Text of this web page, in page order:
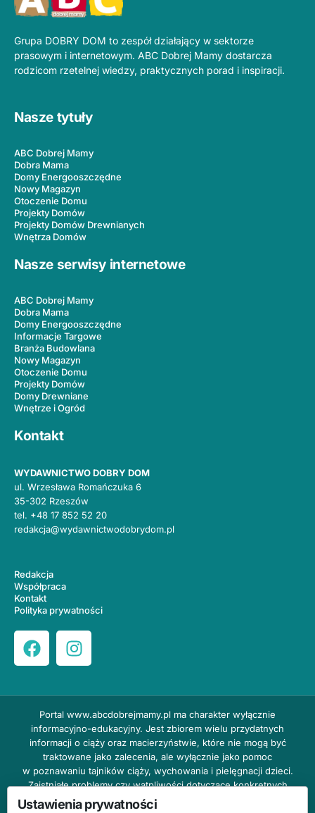
Grupa DOBRY DOM to zespół działający w sektorze
prasowym i internetowym. ABC Dobrej Mamy dostarcza
rodzicom rzetelnej wiedzy, praktycznych porad i inspiracji.
Nasze tytuły
ABC Dobrej Mamy
Dobra Mama
Domy Energooszczędne
Nowy Magazyn
Otoczenie Domu
Projekty Domów
Projekty Domów Drewnianych
Wnętrza Domów
Nasze serwisy internetowe
ABC Dobrej Mamy
Dobra Mama
Domy Energooszczędne
Informacje Targowe
Branża Budowlana
Nowy Magazyn
Otoczenie Domu
Projekty Domów
Domy Drewniane
Wnętrze i Ogród
Kontakt
WYDAWNICTWO DOBRY DOM
ul. Wrzesława Romańczuka 6
35-302 Rzeszów
tel. +48 17 852 52 20
redakcja@wydawnictwodobrydom.pl
Redakcja
Współpraca
Kontakt
Polityka prywatności
Portal www.abcdobrejmamy.pl ma charakter wyłącznie
informacyjno-edukacyjny. Jest zbiorem wielu przydatnych
informacji o ciąży oraz macierzyństwie, które nie mogą być
traktowane jako zalecenia, ale wyłącznie jako pomoc
w poznawaniu tajników ciąży, wychowania i pielęgnacji dzieci.
Zaistniałe problemy czy wątpliwości dotyczące konkretnych
przypadków należy bezzwłocznie konsultować z prowadzącym
Ustawienia prywatności